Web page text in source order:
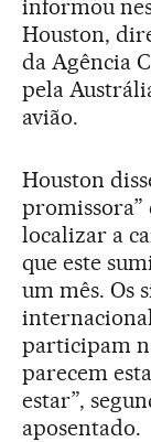
informou
Houston,
da Agência
pela
avião.
Houston
promissora”
localizar a
que este
um mês. Os
participam
parecem
estar”,
aposentado.